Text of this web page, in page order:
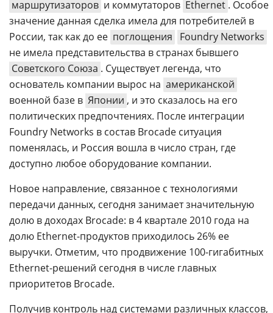
маршрутизаторов и коммутаторов Ethernet . Особое
значение данная сделка имела для потребителей в
России, так как до ее поглощения
Foundry Networks
не имела представительства в странах бывшего
Советского Союза . Существует легенда, что
основатель компании вырос на американской
военной базе в Японии , и это сказалось на его
политических предпочтениях. После интеграции
Foundry Networks в состав Brocade ситуация
поменялась, и Россия вошла в число стран, где
доступно любое оборудование компании.
Новое направление, связанное с технологиями
передачи данных, сегодня занимает значительную
долю в доходах Brocade: в 4 квартале 2010 года на
долю Ethernet-продуктов приходилось 26% ее
выручки. Отметим, что продвижение 100-гигабитных
Ethernet-решений сегодня в числе главных
приоритетов Brocade.
Получив контроль над системами различных классов,